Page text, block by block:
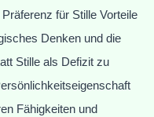
für Stille Vorteile
Denken und die
Stille als Defizit zu
Fähigkeiten und